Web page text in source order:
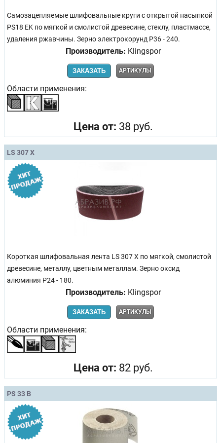
Самозацепляемые шлифовальные круги с открытой насыпкой
PS18 EK по мягкой и смолистой древесине, стеклу, пластмассе,
удаления ржавчины. Зерно электрокорунд Р36 - 240.
Производитель: Klingspor
ЗАКАЗАТЬ АРТИКУЛЫ
Области применения:
Цена от: 38 руб.
LS 307 X
Короткая шлифовальная лента LS 307 X по мягкой, смолистой
древесине, металлу, цветным металлам. Зерно оксид
алюминия Р24 - 180.
Производитель: Klingspor
ЗАКАЗАТЬ АРТИКУЛЫ
Области применения:
Цена от: 82 руб.
PS 33 B